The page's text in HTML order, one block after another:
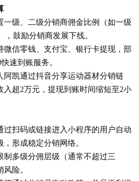
一级、二级分销商佣金比例（如一级
，鼓励分销商发展下线。
微信零钱、支付宝、银行卡提现，部
速到账服务。
阿凯通过抖音分享运动器材分销链
入超2万元，提现到账时间缩短至2小
过扫码或链接进入小程序的用户自动
，形成稳定分销网络。
制多级分佣层级（通常不超过三
险。